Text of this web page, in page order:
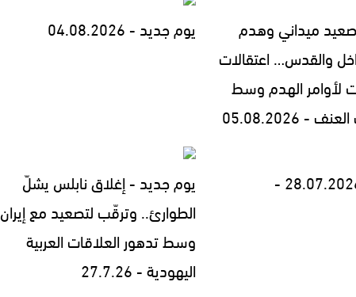
ميداني وهدم
والقدس… اعتقالات
لأوامر الهدم وسط
05.08.2026
يوم جديد - 04.08.2026
يوم جديد - إغلاق نابلس يشلّ
الطوارئ.. وترقّب لتصعيد مع إيران
وسط تدهور العلاقات العربية
اليهودية - 27.7.26